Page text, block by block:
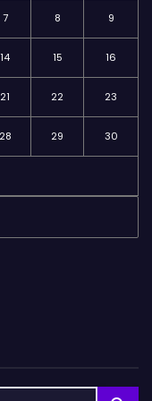
7 8 9
14 15 16
21 22 23
28 29 30